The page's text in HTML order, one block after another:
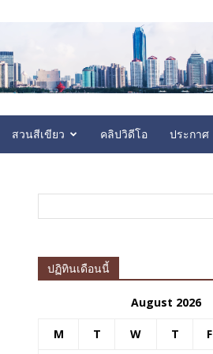
สวนสีเขียว คลิปวิดีโอ ประกาศ
ปฏิทินเดือนนี้
August 2026
M T W T F